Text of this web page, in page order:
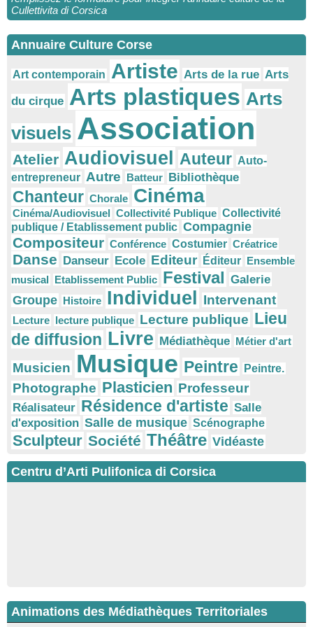
Cullettivita di Corsica
Annuaire Culture Corse
Art contemporain Artiste Arts de la rue Arts
du cirque Arts plastiques Arts
visuels Association
Atelier Audiovisuel Auteur Auto-
entrepreneur Autre Batteur Bibliothèque
Chanteur Chorale Cinéma
Cinéma/Audiovisuel Collectivité Publique Collectivité
publique / Etablissement public Compagnie
Compositeur Conférence Costumier Créatrice
Danse Danseur Ecole Editeur Éditeur Ensemble
musical Etablissement Public Festival Galerie
Groupe Histoire Individuel Intervenant
Lecture lecture publique Lecture publique Lieu
de diffusion Livre Médiathèque Métier d'art
Musicien Musique Peintre Peintre.
Photographe Plasticien Professeur
Réalisateur Résidence d'artiste Salle
d'exposition Salle de musique Scénographe
Sculpteur Société Théâtre Vidéaste
Centru d’Arti Pulifonica di Corsica
Animations des Médiathèques Territoriales